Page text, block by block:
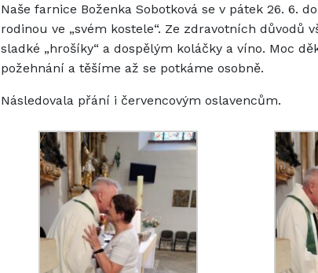
Naše farnice Boženka Sobotková se v pátek 26. 6.
rodinou ve „svém kostele“. Ze zdravotních
sladké „hrošíky“ a dospělým koláčky a víno. Moc
požehnání a těšíme až se potkáme osobně.
Následovala přání i červencovým oslavencům.